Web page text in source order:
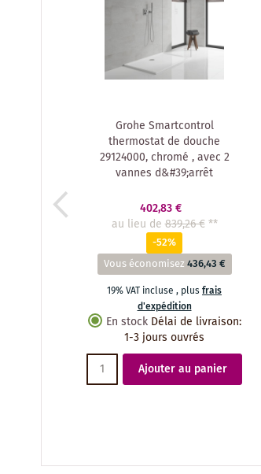
Grohe Smartcontrol
thermostat de douche
29124000, chromé , avec 2
vannes d&#39;arrêt
402,83 €
au lieu de 839,26 € **
-52%
Vous économisez436,43 €
19% VAT incluse , plusfrais
d'expédition
En stock Délai de livraison:
1-3 jours ouvrés
Ajouter au panier